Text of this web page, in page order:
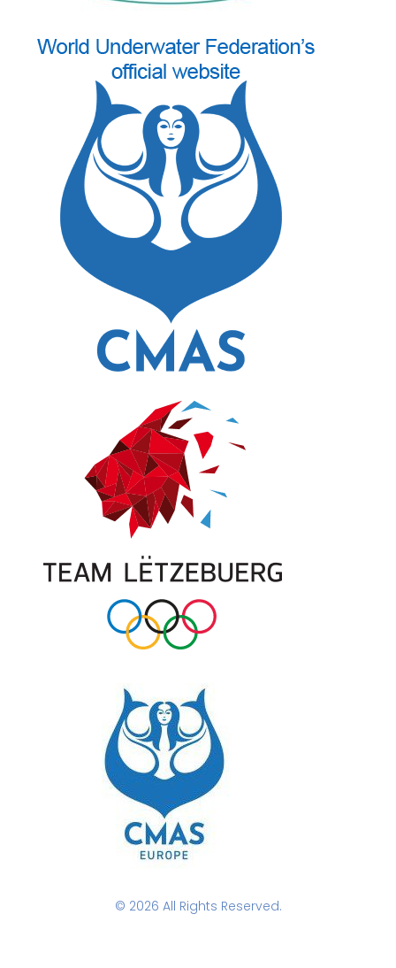
© 2026 All Rights Reserved.